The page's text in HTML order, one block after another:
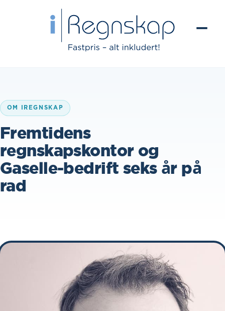
OM IREGNSKAP
Fremtidens
regnskapskontor og
Gaselle-bedrift seks år på
rad